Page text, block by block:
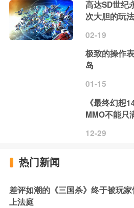
高达SD世纪
次大胆的玩
02-19
极致的操作
岛
01-15
《最终幻想
MMO不能只
12-29
热门新闻
差评如潮的《三国杀》终于被玩家
上法庭